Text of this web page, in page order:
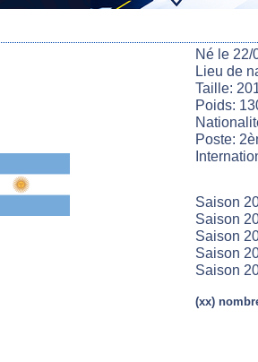
Né le 22/
Lieu de
Taille:
Poids:
Poste:
Saison
Saison
Saison
Saison
Saison
(xx)